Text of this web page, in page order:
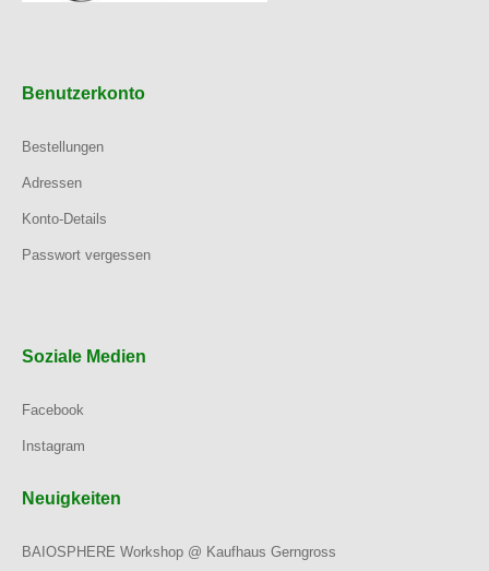
Benutzerkonto
Bestellungen
Adressen
Konto-Details
Passwort vergessen
Soziale Medien
Facebook
Instagram
Neuigkeiten
BAIOSPHERE Workshop @ Kaufhaus Gerngross